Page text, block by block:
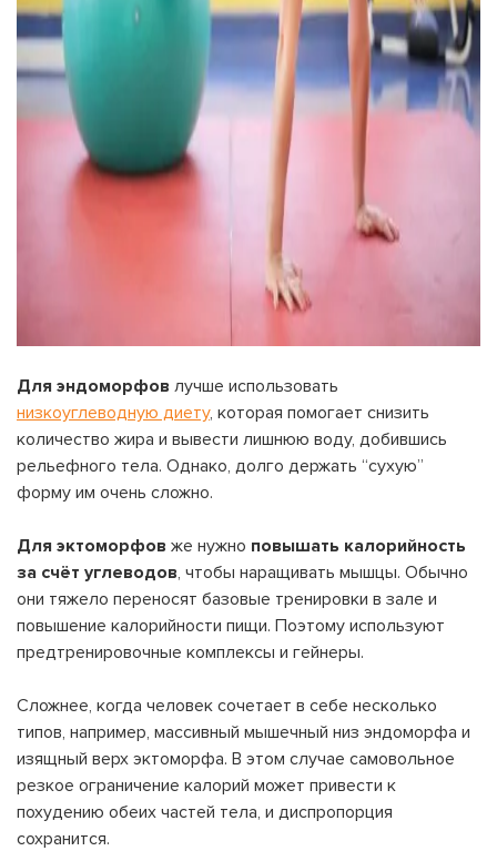
Для эндоморфов лучше использовать
низкоуглеводную диету, которая помогает снизить
количество жира и вывести лишнюю воду, добившись
рельефного тела. Однако, долго держать “сухую”
форму им очень сложно.
Для эктоморфов же нужно повышать калорийность
за счёт углеводов, чтобы наращивать мышцы. Обычно
они тяжело переносят базовые тренировки в зале и
повышение калорийности пищи. Поэтому используют
предтренировочные комплексы и гейнеры.
Сложнее, когда человек сочетает в себе несколько
типов, например, массивный мышечный низ эндоморфа и
изящный верх эктоморфа. В этом случае самовольное
резкое ограничение калорий может привести к
похудению обеих частей тела, и диспропорция
сохранится.